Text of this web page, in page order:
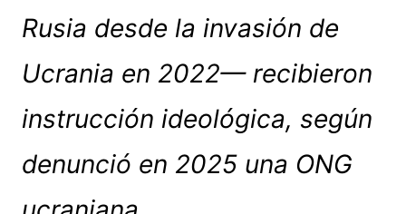
Rusia desde la invasión de
Ucrania en 2022— recibieron
instrucción ideológica, según
denunció en 2025 una ONG